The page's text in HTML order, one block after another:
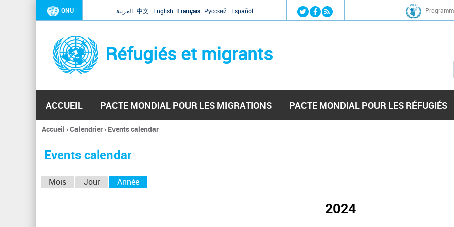
Jump to navigation
ONU العربية 中文 English Français Русский Español
Réfugiés et migrants
ACCUEIL PACTE MONDIAL POUR LES MIGRATIONS PACTE MONDIAL POUR LES RÉFUGIÉS
Vous
ici
Accueil ›Calendrier› Events calendar
Events calendar
Mois Jour Année
2024